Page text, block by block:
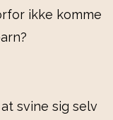
ikke komme
svine sig selv